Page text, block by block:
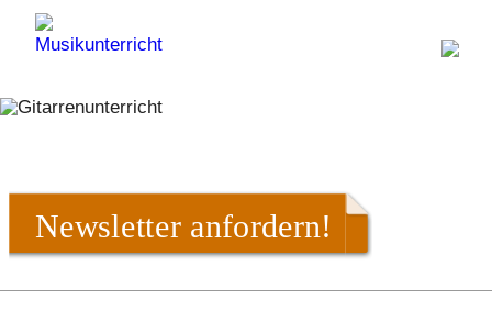
Newsletter anfordern!